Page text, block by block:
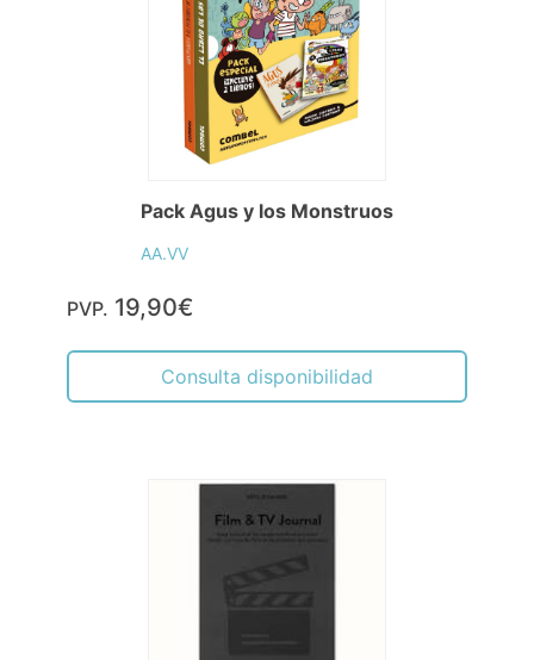
Pack Agus y los Monstruos
AA.VV
PVP. 19,90€
Consulta disponibilidad